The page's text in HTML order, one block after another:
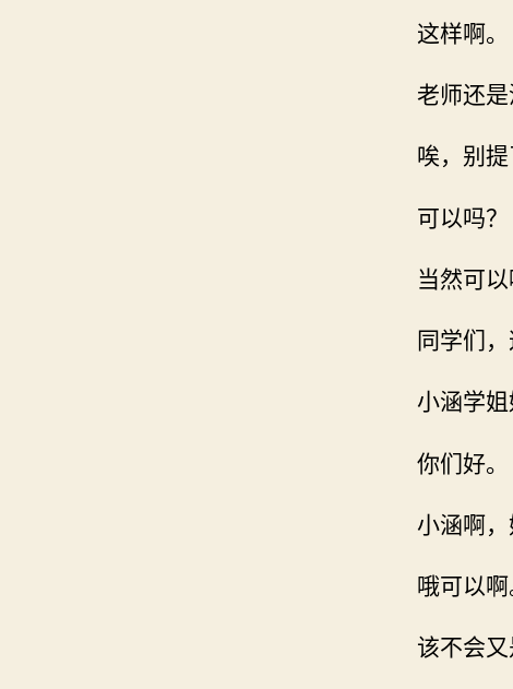
这样啊。
老师还
唉，别
可以吗？
当然可
同学们
小涵学姐
你们好。
小涵啊
哦可以啊
该不会又